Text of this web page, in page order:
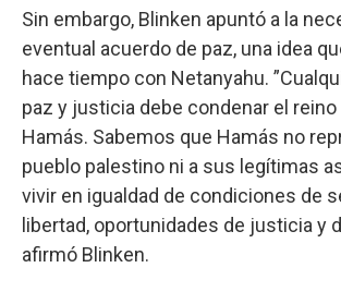
Sin embargo, Blinken apuntó a la
eventual acuerdo de paz, una idea
hace tiempo con Netanyahu.
paz y justicia debe condenar el
Hamás. Sabemos que Hamás no
pueblo palestino ni a sus legítimas
vivir en igualdad de condiciones de
libertad, oportunidades de justicia y
afirmó Blinken.